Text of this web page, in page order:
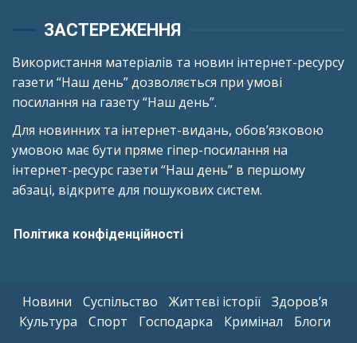
ЗАСТЕРЕЖЕННЯ
Використання матеріалів та новин інтернет-ресурсу
газети “Наш день” дозволяється при умові
посилання на газету “Наш день”.
Для новинних та інтернет-видань, обов’язковою
умовою має бути пряме гіпер-посилання на
інтернет-ресурс газети “Наш день” в першому
абзаці, відкрите для пошукових систем.
Політика конфіденційності
Новини Суспільство Життєві історії
Здоров’я
Культура
Спорт Господарка Кримінал Блоги